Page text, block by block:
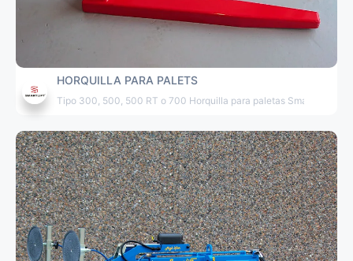
HORQUILLA PARA PALETS
Tipo 300, 500, 500 RT o 700 Horquilla para paletas Smartlift con